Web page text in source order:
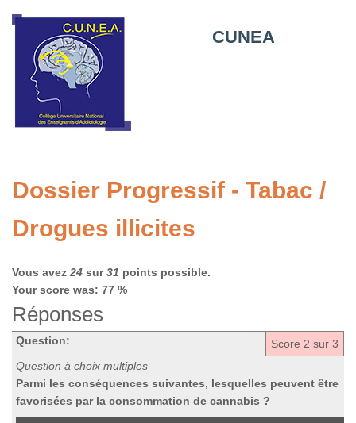
CUNEA
Dossier Progressif - Tabac /
Drogues illicites
Vous avez 24 sur31 points possible.
Your score was: 77 %
Réponses
Score 2 sur 3
Question:
Question à choix multiples
Parmi les conséquences suivantes, lesquelles peuvent être
favorisées par la consommation de cannabis ?